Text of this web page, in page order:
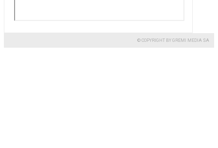
© COPYRIGHT BY GREMI MEDIA SA